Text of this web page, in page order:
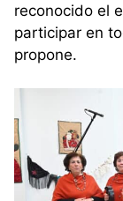
reconocido el
participar en
propone.